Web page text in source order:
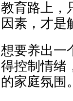
教育路上，
因素，才是
想要养出一
得控制情绪
的家庭氛围。